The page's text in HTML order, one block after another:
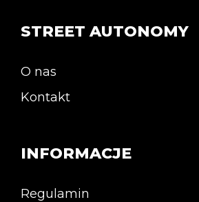
STREET AUTONOMY
O nas
Kontakt
INFORMACJE
Regulamin